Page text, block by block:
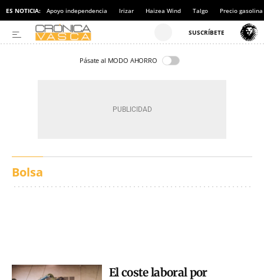
ES NOTICIA: Apoyo independencia Irizar Haizea Wind Talgo Precio gasolina
Pásate al MODO AHORRO
Bolsa
El coste laboral por